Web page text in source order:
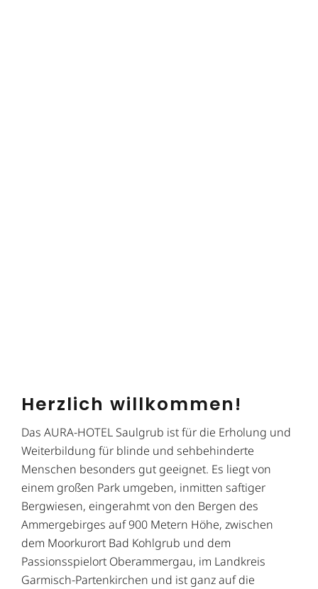
Herzlich willkommen!
Das AURA-HOTEL Saulgrub ist für die Erholung und
Weiterbildung für blinde und sehbehinderte
Menschen besonders gut geeignet. Es liegt von
einem großen Park umgeben, inmitten saftiger
Bergwiesen, eingerahmt von den Bergen des
Ammergebirges auf 900 Metern Höhe, zwischen
dem Moorkurort Bad Kohlgrub und dem
Passionsspielort Oberammergau, im Landkreis
Garmisch-Partenkirchen und ist ganz auf die